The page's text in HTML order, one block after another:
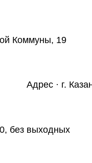
Коммуны, 19
Адрес · г.
без выходных